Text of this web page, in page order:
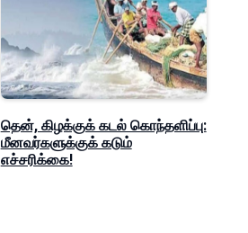
தென், கிழக்குக் கடல் கொந்தளிப்பு:
மீனவர்களுக்குக் கடும்
எச்சரிக்கை!